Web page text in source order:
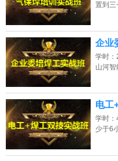
置到
企业
学时：
山河智
电工
学时：
少于6